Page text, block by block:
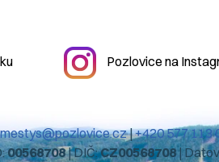
Pozlovice na
mestys@pozlovice.cz|+420 577 113
00568708| DIČ:CZ00568708|